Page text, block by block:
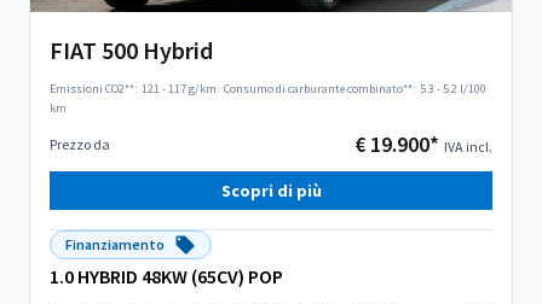
FIAT 500 Hybrid
Emissioni CO2**: 121 - 117 g/km ·Consumo di carburante combinato**: 5.3 - 5.2 l/100
km
Prezzo da € 19.900* IVA incl.
Scopri di più
Finanziamento
1.0 HYBRID 48KW (65CV) POP